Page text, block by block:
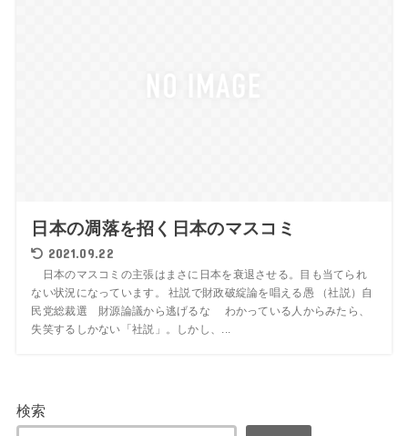
日本の凋落を招く日本のマスコミ
2021.09.22
日本のマスコミの主張はまさに日本を衰退させる。目も当てられ
ない状況になっています。 社説で財政破綻論を唱える愚 （社説）自
民党総裁選 財源論議から逃げるな わかっている人からみたら、
失笑するしかない「社説」。しかし、...
検索